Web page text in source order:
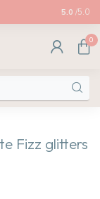
Afhalen
5.0 /5.0
0
Fizz glitters